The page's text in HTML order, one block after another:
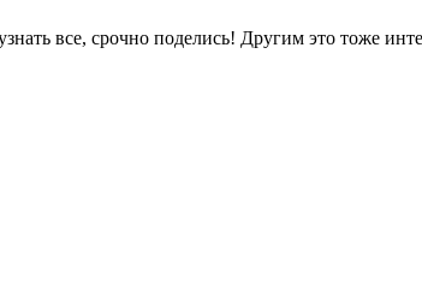
все, срочно поделись! Другим это тоже